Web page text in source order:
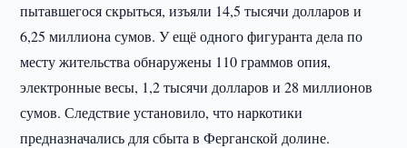
пытавшегося скрыться, изъяли 14,5 тысячи долларов и
6,25 миллиона сумов. У ещё одного фигуранта дела по
месту жительства обнаружены 110 граммов опия,
электронные весы, 1,2 тысячи долларов и 28 миллионов
сумов. Следствие установило, что наркотики
предназначались для сбыта в Ферганской долине.